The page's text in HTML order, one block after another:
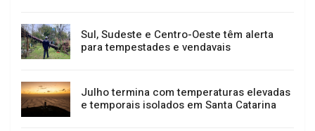
Festival de Dança de Joinville atrai mais de
400 mil pessoas e impulsiona turismo e
economia
Sul, Sudeste e Centro-Oeste têm alerta
para tempestades e vendavais